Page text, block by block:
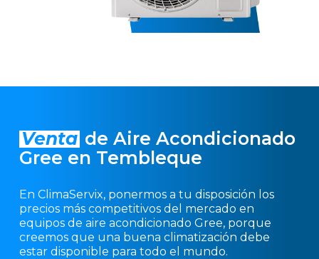
Venta de Aire Acondicionado
Gree en Tembleque
En ClimaServix, ponermos a tu disposición los
precios más competitivos del mercado en
equipos de aire acondicionado Gree, porque
creemos que una buena climatización debe
estar disponible para todo el mundo.